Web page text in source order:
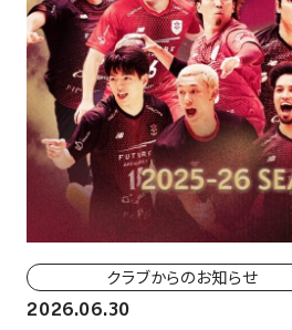
チケット購入方法
各座席について
観戦ガイド
FAN CLUB
マイページはこちら
クラブからのお知らせ
2026.06.30